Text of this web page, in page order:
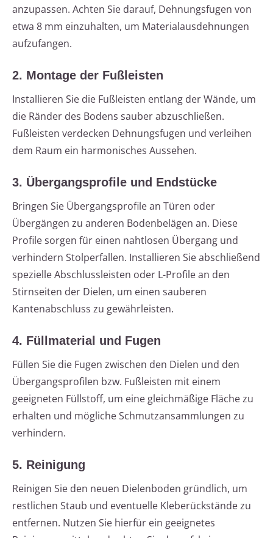
anzupassen. Achten Sie darauf, Dehnungsfugen von
etwa 8 mm einzuhalten, um Materialausdehnungen
aufzufangen.
2. Montage der Fußleisten
Installieren Sie die Fußleisten entlang der Wände, um
die Ränder des Bodens sauber abzuschließen.
Fußleisten verdecken Dehnungsfugen und verleihen
dem Raum ein harmonisches Aussehen.
3. Übergangsprofile und Endstücke
Bringen Sie Übergangsprofile an Türen oder
Übergängen zu anderen Bodenbelägen an. Diese
Profile sorgen für einen nahtlosen Übergang und
verhindern Stolperfallen. Installieren Sie abschließend
spezielle Abschlussleisten oder L-Profile an den
Stirnseiten der Dielen, um einen sauberen
Kantenabschluss zu gewährleisten.
4. Füllmaterial und Fugen
Füllen Sie die Fugen zwischen den Dielen und den
Übergangsprofilen bzw. Fußleisten mit einem
geeigneten Füllstoff, um eine gleichmäßige Fläche zu
erhalten und mögliche Schmutzansammlungen zu
verhindern.
5. Reinigung
Reinigen Sie den neuen Dielenboden gründlich, um
restlichen Staub und eventuelle Kleberückstände zu
entfernen. Nutzen Sie hierfür ein geeignetes